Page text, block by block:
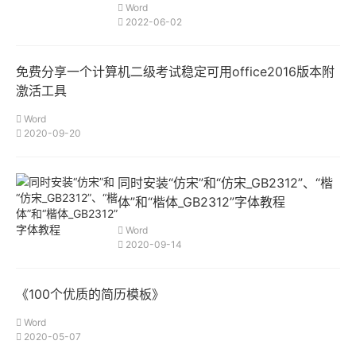
Word
2022-06-02
免费分享一个计算机二级考试稳定可用office2016版本附
激活工具
Word
2020-09-20
同时安装“仿宋”和“仿宋_GB2312”、“楷
体”和“楷体_GB2312”字体教程
Word
2020-09-14
《100个优质的简历模板》
Word
2020-05-07